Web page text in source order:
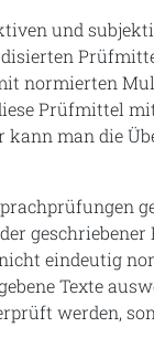
und
normierten
Prüfmittel
man die
eindeutig
Texte
werden,